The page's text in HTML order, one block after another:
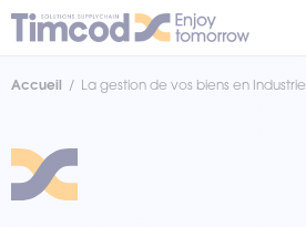
Accueil La gestion de vos biens en Industrie